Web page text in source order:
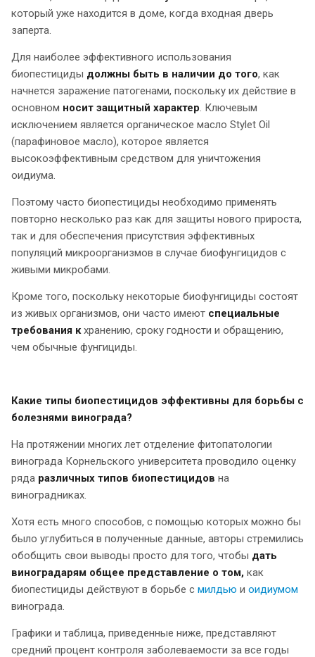
который уже находится в доме, когда входная дверь
заперта.
Для наиболее эффективного использования
биопестициды должны быть в наличии до того, как
начнется заражение патогенами, поскольку их действие в
основном носит защитный характер. Ключевым
исключением является органическое масло Stylet Oil
(парафиновое масло), которое является
высокоэффективным средством для уничтожения
оидиума.
Поэтому часто биопестициды необходимо применять
повторно несколько раз как для защиты нового прироста,
так и для обеспечения присутствия эффективных
популяций микроорганизмов в случае биофунгицидов с
живыми микробами.
Кроме того, поскольку некоторые биофунгициды состоят
из живых организмов, они часто имеют специальные
требования кхранению, сроку годности и обращению,
чем обычные фунгициды.
Какие типы биопестицидов эффективны для борьбы с
болезнями винограда?
На протяжении многих лет отделение фитопатологии
винограда Корнельского университета проводило оценку
ряда различных типов биопестицидов на
виноградниках.
Хотя есть много способов, с помощью которых можно бы
было углубиться в полученные данные, авторы стремились
обобщить свои выводы просто для того, чтобы дать
виноградарям общее представление о том, как
биопестициды действуют в борьбе с милдью и оидиумом
винограда.
Графики и таблица, приведенные ниже, представляют
средний процент контроля заболеваемости за все годы